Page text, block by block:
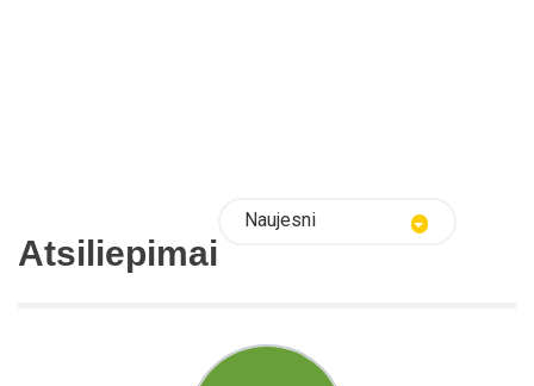
Atsiliepimai
Naujesni